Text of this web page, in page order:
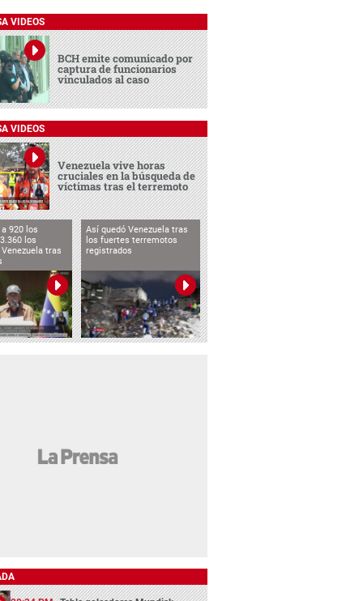
VIDEOS
BCH emite comunicado por
captura de funcionarios
vinculados al caso
VIDEOS
Venezuela vive horas
cruciales en la búsqueda de
víctimas tras el terremoto
920 los
los
tras
Así quedó Venezuela tras
los fuertes terremotos
registrados